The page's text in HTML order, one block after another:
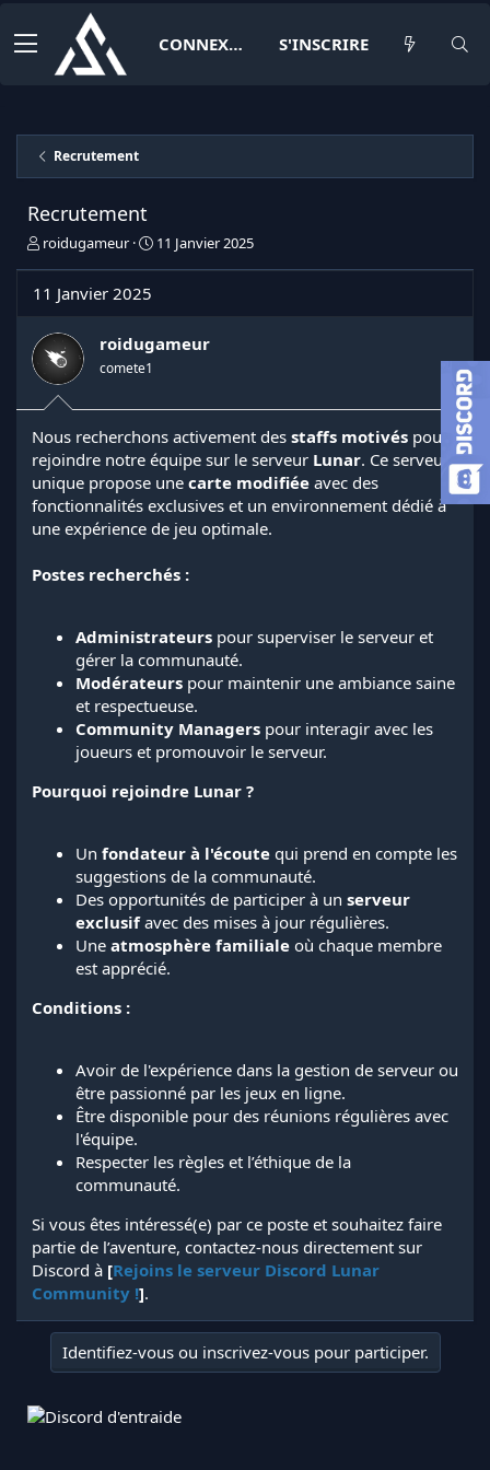
CONNEXION S'INSCRIRE
Recrutement
Recrutement
I
a
e
u
d
e
l
d
i
c
roidugameur
D
e
t
11 Janvier 2025
11 Janvier 2025
roidugameur
comete1
Nous recherchons activement des staffs motivés pour
rejoindre notre équipe sur le serveur Lunar. Ce serveur
unique propose une carte modifiée avec des
fonctionnalités exclusives et un environnement dédié à
une expérience de jeu optimale.
Postes recherchés :
Administrateurs pour superviser le serveur et
gérer la communauté.
Modérateurs pour maintenir une ambiance saine
et respectueuse.
Community Managers pour interagir avec les
joueurs et promouvoir le serveur.
Pourquoi rejoindre Lunar ?
Un fondateur à l'écoute qui prend en compte les
suggestions de la communauté.
Des opportunités de participer à un serveur
exclusifavec des mises à jour régulières.
Une atmosphère familiale où chaque membre
est apprécié.
Conditions :
Avoir de l'expérience dans la gestion de serveur ou
être passionné par les jeux en ligne.
Être disponible pour des réunions régulières avec
l'équipe.
Respecter les règles et l’éthique de la
communauté.
Si vous êtes intéressé(e) par ce poste et souhaitez faire
partie de l’aventure, contactez-nous directement sur
Discord à [Rejoins le serveur Discord Lunar
Community !].
Identifiez-vous ou inscrivez-vous pour participer.